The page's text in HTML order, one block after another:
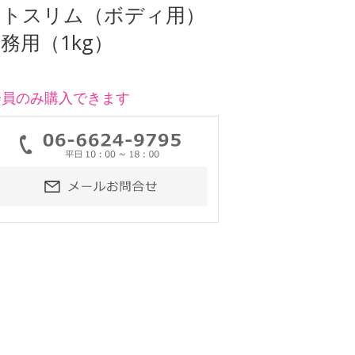
スリム（ボディ用）
用（1kg）
のみ購入できます